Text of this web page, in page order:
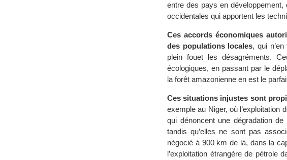
entre des pays en
occidentales qui apportent les
Ces accords économiques
des populations locales, qui
plein fouet les désagréments.
écologiques, en passant par le
la forêt amazonienne en est le
Ces situations injustes sont
exemple au Niger, où l’exploitation
qui dénoncent une dégradation de
tandis qu’elles ne sont pas
négocié à 900 km de là, dans la
l’exploitation étrangère de pétrole